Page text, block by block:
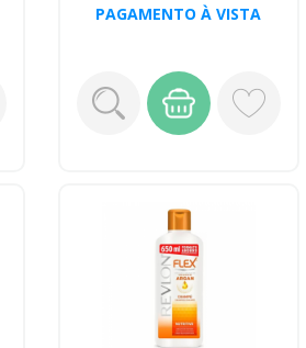
PAGAMENTO À VISTA